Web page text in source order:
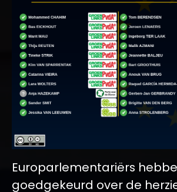
Europarlementariërs
goedgekeurd over de